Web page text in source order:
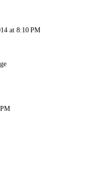
at 8:10 PM